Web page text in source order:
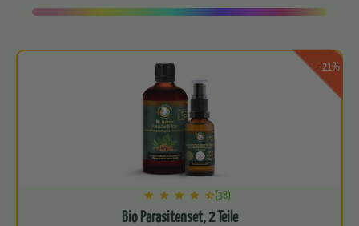
-21%
(38)
Bio Parasitenset, 2 Teile